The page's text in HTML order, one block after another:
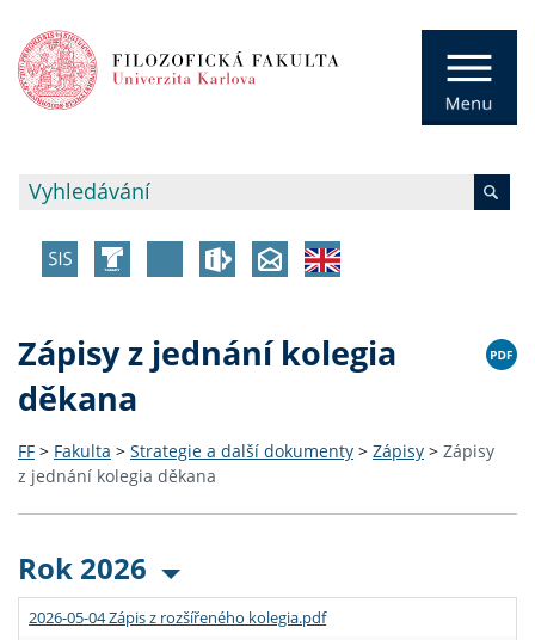
Zápisy z jednání kolegia
děkana
FF > Fakulta > Strategie a další dokumenty > Zápisy > Zápisy
z jednání kolegia děkana
Rok 2026
2026-05-04 Zápis z rozšířeného kolegia.pdf